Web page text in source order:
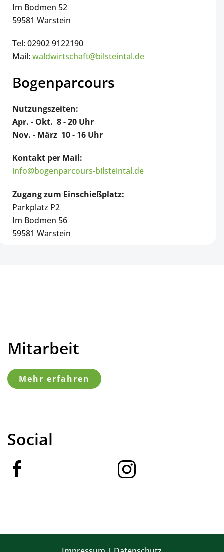
Im Bodmen 52
59581 Warstein
Tel: 02902 9122190
Mail: waldwirtschaft@bilsteintal.de
Bogenparcours
Nutzungszeiten:
Apr. - Okt. 8 - 20 Uhr
Nov. - März 10 - 16 Uhr
Kontakt per Mail:
info@bogenparcours-bilsteintal.de
Zugang zum Einschießplatz:
Parkplatz P2
Im Bodmen 56
59581 Warstein
Mitarbeit
Mehr erfahren
Social